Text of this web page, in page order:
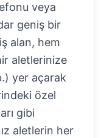
veya
geniş bir
alan, hem
aletlerinize
yer açarak
özel
gibi
aletlerin her